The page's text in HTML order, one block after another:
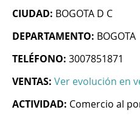
CIUDAD: BOGOTA D C
DEPARTAMENTO: BOGOTA
TELÉFONO: 3007851871
VENTAS: Ver evolución en
ACTIVIDAD: Comercio al